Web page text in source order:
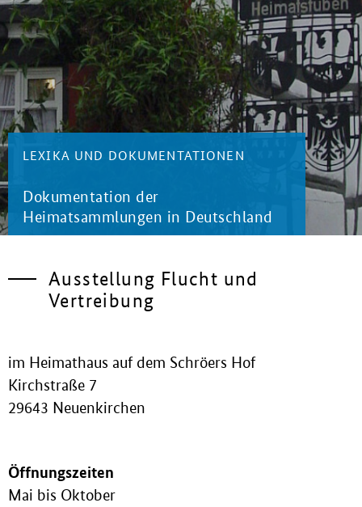
LEXIKA UND DOKUMENTATIONEN
Dokumentation der
Heimatsammlungen in Deutschland
Ausstellung Flucht und
Vertreibung
im Heimathaus auf dem Schröers Hof
Kirchstraße 7
29643 Neuenkirchen
Öffnungszeiten
Mai bis Oktober